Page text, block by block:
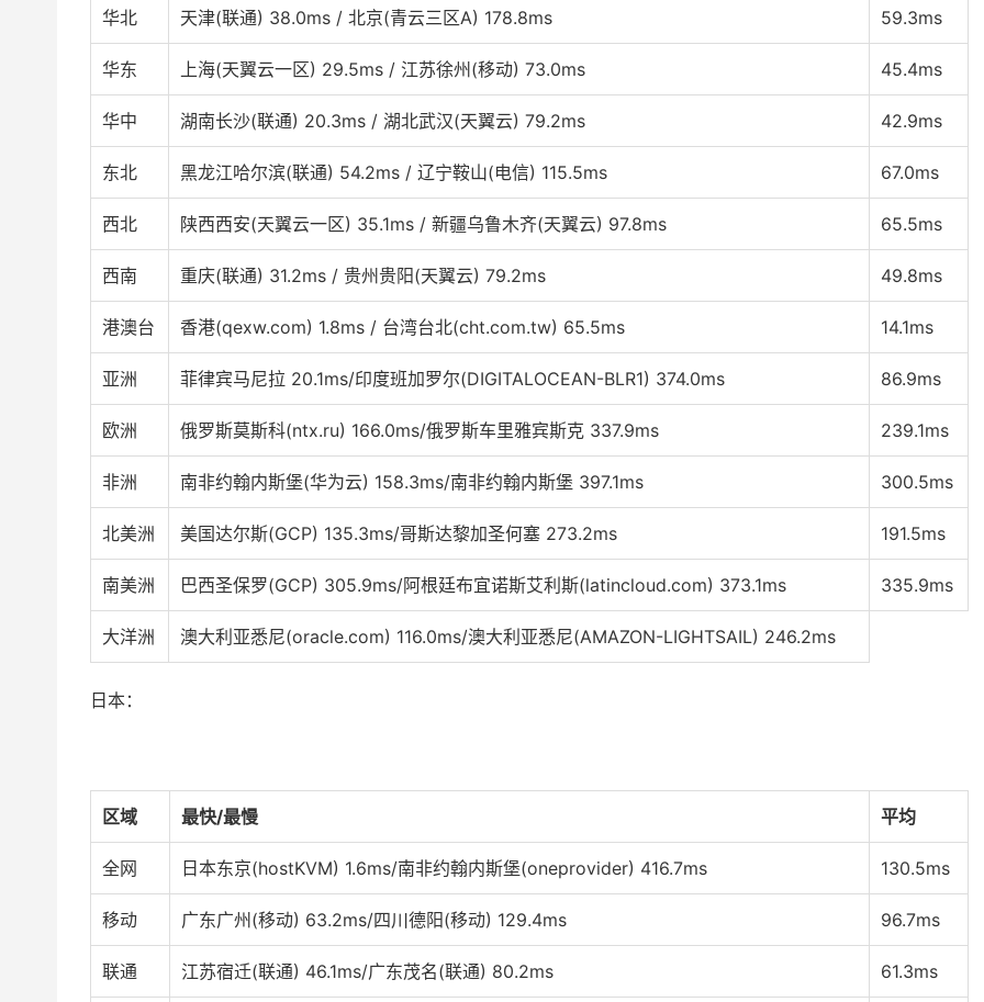
华北 天津(联通) 38.0ms / 北京(青云三区A) 178.8ms 59.3ms
华东 上海(天翼云一区) 29.5ms / 江苏徐州(移动) 73.0ms 45.4ms
华中 湖南长沙(联通) 20.3ms / 湖北武汉(天翼云) 79.2ms 42.9ms
东北 黑龙江哈尔滨(联通) 54.2ms / 辽宁鞍山(电信) 115.5ms 67.0ms
西北 陕西西安(天翼云一区) 35.1ms / 新疆乌鲁木齐(天翼云) 97.8ms 65.5ms
西南 重庆(联通) 31.2ms / 贵州贵阳(天翼云) 79.2ms 49.8ms
港澳台 香港(qexw.com) 1.8ms / 台湾台北(cht.com.tw) 65.5ms 14.1ms
亚洲 菲律宾马尼拉 20.1ms/印度班加罗尔(DIGITALOCEAN-BLR1) 374.0ms 86.9ms
欧洲 俄罗斯莫斯科(ntx.ru) 166.0ms/俄罗斯车里雅宾斯克 337.9ms 239.1ms
非洲 南非约翰内斯堡(华为云) 158.3ms/南非约翰内斯堡 397.1ms 300.5ms
北美洲 美国达尔斯(GCP) 135.3ms/哥斯达黎加圣何塞 273.2ms 191.5ms
南美洲 巴西圣保罗(GCP) 305.9ms/阿根廷布宜诺斯艾利斯(latincloud.com) 373.1ms 335.9ms
大洋洲 澳大利亚悉尼(oracle.com) 116.0ms/澳大利亚悉尼(AMAZON-LIGHTSAIL) 246.2ms
日本：
区域 最快/最慢 平均
全网 日本东京(hostKVM) 1.6ms/南非约翰内斯堡(oneprovider) 416.7ms 130.5ms
移动 广东广州(移动) 63.2ms/四川德阳(移动) 129.4ms 96.7ms
联通 江苏宿迁(联通) 46.1ms/广东茂名(联通) 80.2ms 61.3ms